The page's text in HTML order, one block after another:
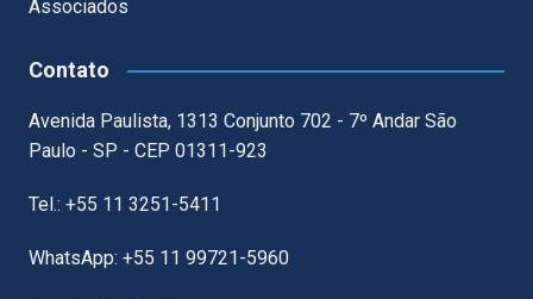
Associados
Contato
Avenida Paulista, 1313 Conjunto 702 - 7º Andar São
Paulo - SP - CEP 01311-923
Tel.: +55 11 3251-5411
WhatsApp: +55 11 99721-5960